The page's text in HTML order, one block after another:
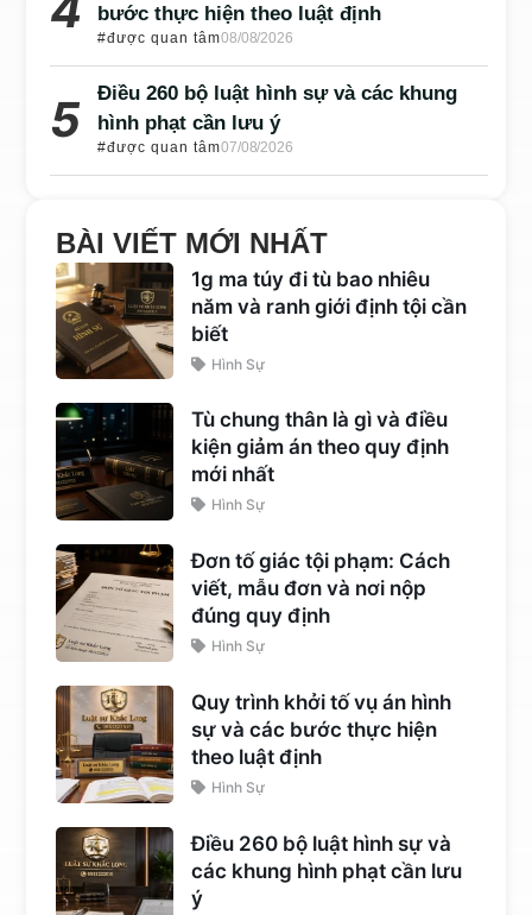
bước thực hiện theo luật định
#được quan tâm08/08/2026
Điều 260 bộ luật hình sự và các khung
hình phạt cần lưu ý
#được quan tâm07/08/2026
BÀI VIẾT MỚI NHẤT
1g ma túy đi tù bao nhiêu
năm và ranh giới định tội cần
biết
Hình Sự
Tù chung thân là gì và điều
kiện giảm án theo quy định
mới nhất
Hình Sự
Đơn tố giác tội phạm: Cách
viết, mẫu đơn và nơi nộp
đúng quy định
Hình Sự
Quy trình khởi tố vụ án hình
sự và các bước thực hiện
theo luật định
Hình Sự
Điều 260 bộ luật hình sự và
các khung hình phạt cần lưu
ý